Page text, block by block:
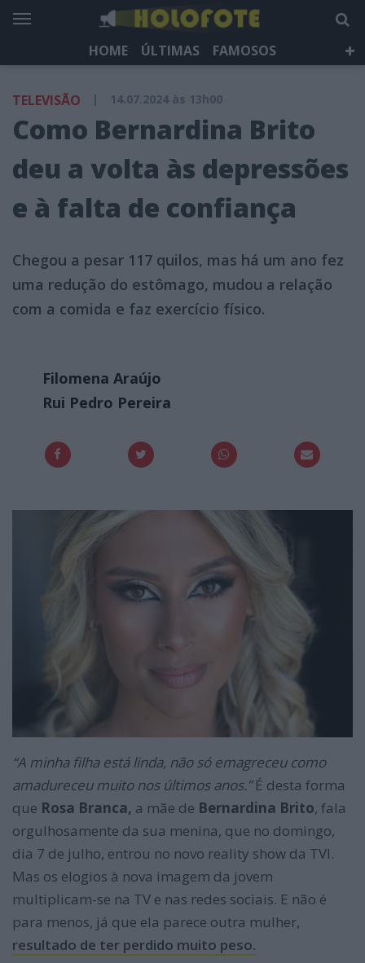
HOME ÚLTIMAS
FAMOSOS
HOLOFOTE TV
NEWSLETTER
TELEVISÃO | 14.07.2024 às 13h00
Como Bernardina Brito
deu a volta às depressões
e à falta de confiança
Chegou a pesar 117 quilos, mas há um ano fez
uma redução do estômago, mudou a relação
com a comida e faz exercício físico.
Filomena Araújo
Rui Pedro Pereira
“A minha filha está linda, não só emagreceu como
amadureceu muito nos últimos anos.”É desta forma
que Rosa Branca, a mãe de Bernardina Brito, fala
orgulhosamente da sua menina, que no domingo,
dia 7 de julho, entrou no novo reality show da TVI.
Mas os elogios à nova imagem da jovem
multiplicam-se na TV e nas redes sociais. E não é
para menos, já que ela parece outra mulher,
resultado de ter perdido muito peso.